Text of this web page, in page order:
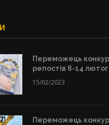
Переможець
репостів 8-14
15/02/2023
Переможець